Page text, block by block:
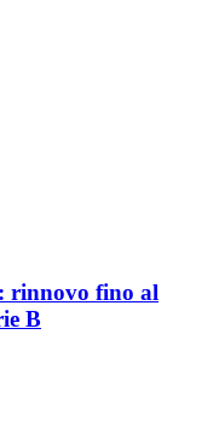
rinnovo fino al
B